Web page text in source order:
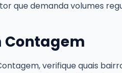
que demanda volumes
Contagem
verifique quais